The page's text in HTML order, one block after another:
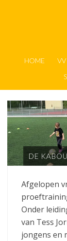
HOME
DE
Afgelopen
Onder
van Tess
jongens en